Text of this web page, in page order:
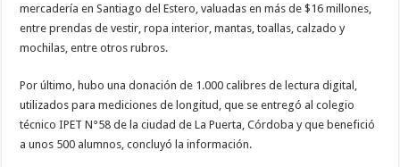
mercadería en Santiago del Estero, valuadas en más de $16 millones,
entre prendas de vestir, ropa interior, mantas, toallas, calzado y
mochilas, entre otros rubros.
Por último, hubo una donación de 1.000 calibres de lectura digital,
utilizados para mediciones de longitud, que se entregó al colegio
técnico IPET N°58 de la ciudad de La Puerta, Córdoba y que benefició
a unos 500 alumnos, concluyó la información.